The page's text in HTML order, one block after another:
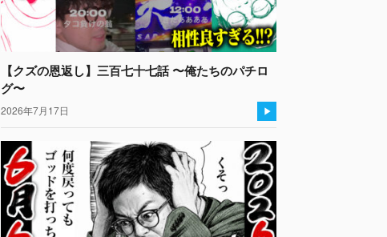
【クズの恩返し】三百七十七話 〜俺たちのパチロ
グ〜
2026年7月17日